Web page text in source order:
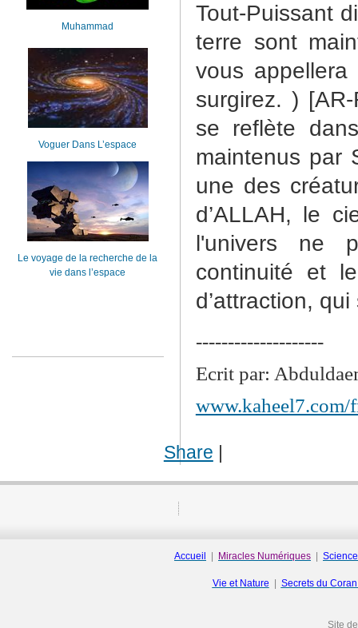
Tout-Puissant
terre sont
vous
surgirez. )
se reflète
maintenus par
une des
d’ALLAH, le
l'univers ne
continuité et
d’attraction,
--------------------
Ecrit par:
www.kaheel7.com/
Share |
Muhammad
Voguer Dans L’espace
Le voyage de la recherche de la
vie dans l’espace
Accueil Miracles Numériques
Vie et Nature Secrets du
Site